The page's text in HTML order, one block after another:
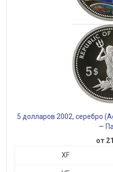
5 долларов 2002, серебро
—
от
XF